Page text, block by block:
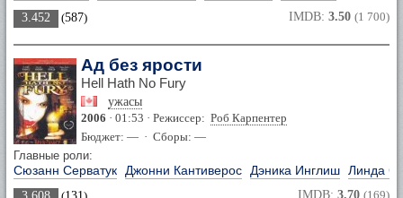
3.452 (587) IMDB: 3.50 (1 700)
Ад без ярости
Hell Hath No Fury
ужасы
2006 · 01:53 · Режиссер: Роб Карпентер
Бюджет: — · Сборы: —
Главные роли:
Сюзанн Серватук Джонни Кантиверос Дэника Инглиш Линда
IMDB: 3.70 (169)